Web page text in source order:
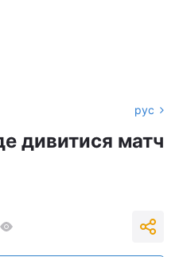
рус
дивитися матч